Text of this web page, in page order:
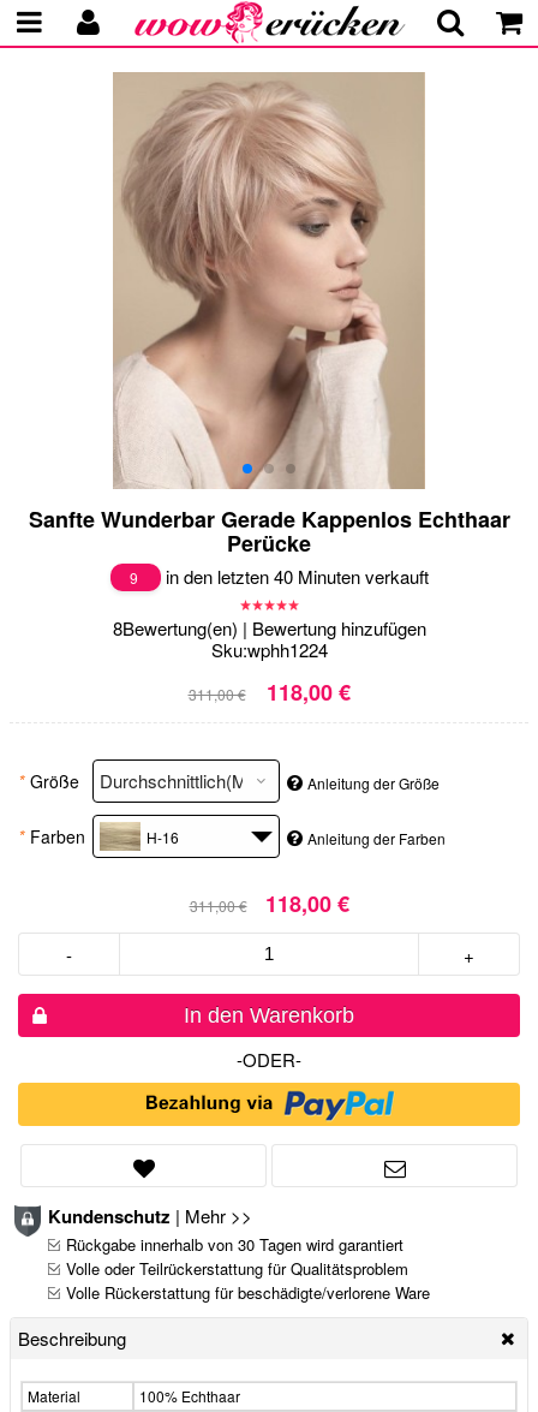
Sanfte Wunderbar Gerade Kappenlos Echthaar
Perücke
9 in den letzten 40 Minuten verkauft
8Bewertung(en) | Bewertung hinzufügen
Sku:wphh1224
311,00 € 118,00 €
* Größe Anleitung der Größe
* Farben H-16 Anleitung der Farben
311,00 € 118,00 €
- +
In den Warenkorb
-ODER-
Kundenschutz | Mehr >>
Rückgabe innerhalb von 30 Tagen wird garantiert
Volle oder Teilrückerstattung für Qualitätsproblem
Volle Rückerstattung für beschädigte/verlorene Ware
Beschreibung
Material
100% Echthaar